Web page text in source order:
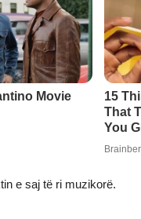
e saj të ri muzikorë.